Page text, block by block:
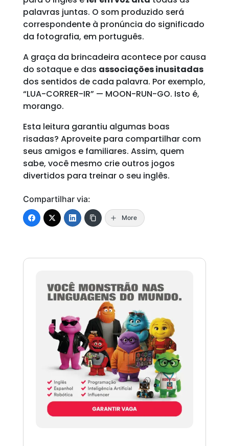
palavras juntas. O som produzido será
correspondente à pronúncia do significado
da fotografia, em português.
A graça da brincadeira acontece por causa
do sotaque e das associações inusitadas
dos sentidos de cada palavra. Por exemplo,
“LUA-CORRER-IR” — MOON-RUN-GO. Isto é,
morango.
Esta leitura garantiu algumas boas
risadas? Aproveite para compartilhar com
seus amigos e familiares. Assim, quem
sabe, você mesmo crie outros jogos
divertidos para treinar o seu inglês.
Compartilhar via:
More